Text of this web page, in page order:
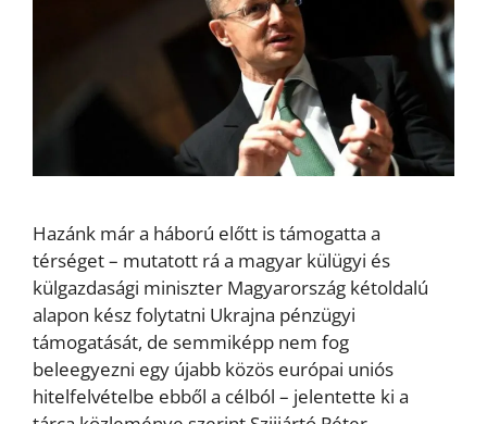
Hazánk már a háború előtt is támogatta a
térséget – mutatott rá a magyar külügyi és
külgazdasági miniszter Magyarország kétoldalú
alapon kész folytatni Ukrajna pénzügyi
támogatását, de semmiképp nem fog
beleegyezni egy újabb közös európai uniós
hitelfelvételbe ebből a célból – jelentette ki a